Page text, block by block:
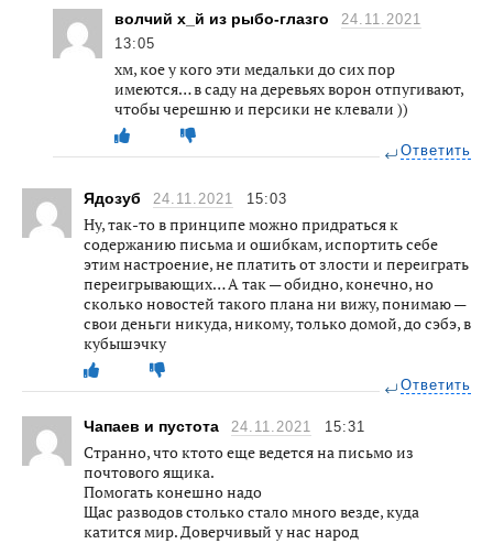
волчий х_й из рыбо-глазго
24.11.2021
13:05
хм, кое у кого эти медальки до сих пор
имеются… в саду на деревьях ворон отпугивают,
чтобы черешню и персики не клевали ))
Ответить
Ядозуб 24.11.2021 15:03
Ну, так-то в принципе можно придраться к
содержанию письма и ошибкам, испортить себе
этим настроение, не платить от злости и переиграть
переигрывающих… А так — обидно, конечно, но
сколько новостей такого плана ни вижу, понимаю —
свои деньги никуда, никому, только домой, до сэбэ, в
кубышэчку
Ответить
Чапаев и пустота 24.11.2021 15:31
Странно, что ктото еще ведется на письмо из
почтового ящика.
Помогать конешно надо
Щас разводов столько стало много везде, куда
катится мир. Доверчивый у нас народ